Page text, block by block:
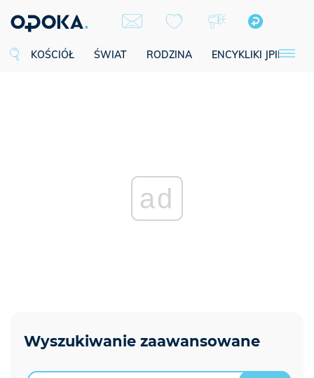
KOŚCIÓŁ ŚWIAT RODZINA ENCYKLIKI JPII
ad